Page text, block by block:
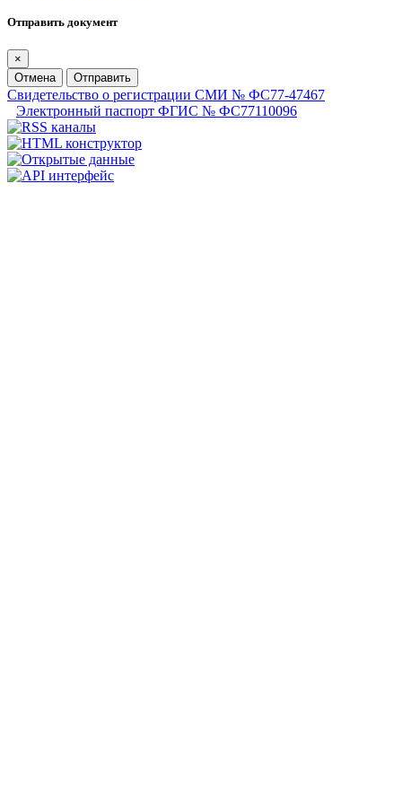
Отправить документ
×
Отмена
Отправить
Свидетельство о регистрации СМИ № ФС77-47467
Электронный паспорт ФГИС № ФС77110096